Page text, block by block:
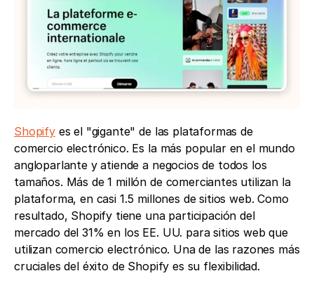
Shopify es el "gigante" de las plataformas de
comercio electrónico. Es la más popular en el mundo
angloparlante y atiende a negocios de todos los
tamaños. Más de 1 millón de comerciantes utilizan la
plataforma, en casi 1.5 millones de sitios web. Como
resultado, Shopify tiene una participación del
mercado del 31% en los EE. UU. para sitios web que
utilizan comercio electrónico. Una de las razones más
cruciales del éxito de Shopify es su flexibilidad.